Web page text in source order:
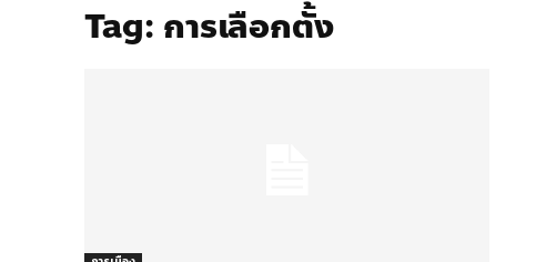
Tag: การเลือกตั้ง